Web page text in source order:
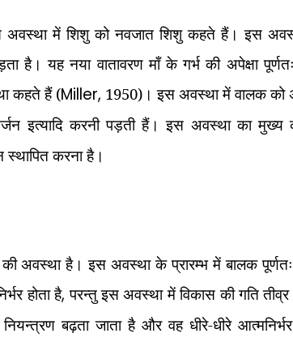
में शिशु को नवजात शिशु कहते हैं। इस
है। यह नया वातावरण माँ के गर्भ की अपेक्षा
कहते हैं (Miller, 1950)। इस अवस्था में वालक को
इत्यादि करनी पड़ती हैं। इस अवस्था का मुख्य
स्थापित करना है।
अवस्था है। इस अवस्था के प्रारम्भ में बालक
होता है,परन्तु इस अवस्था में विकास की गति तीव्र
बढ़ता जाता है और वह धीरे-धीरे आत्मनिर्भर